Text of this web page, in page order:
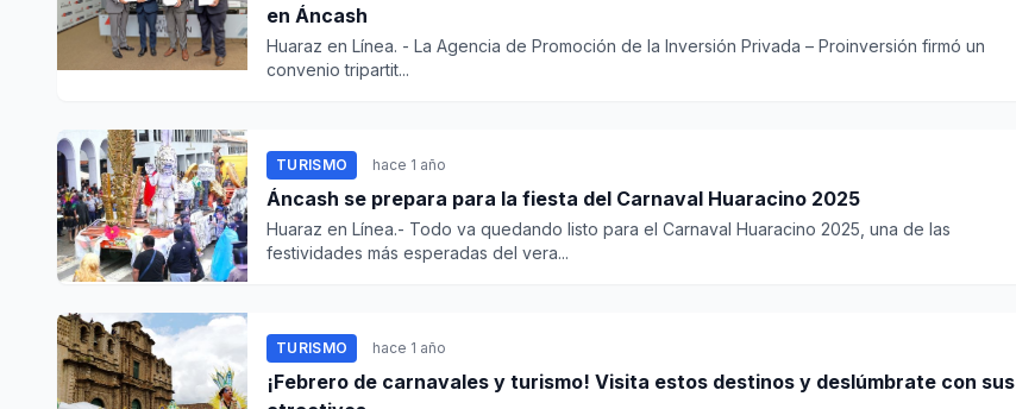
en Áncash
Huaraz en Línea. - La Agencia de Promoción de la Inversión Privada – Proinversión firmó un
convenio tripartit...
TURISMO hace 1 año
Áncash se prepara para la fiesta del Carnaval Huaracino 2025
Huaraz en Línea.- Todo va quedando listo para el Carnaval Huaracino 2025, una de las
festividades más esperadas del vera...
TURISMO hace 1 año
¡Febrero de carnavales y turismo! Visita estos destinos y deslúmbrate con sus